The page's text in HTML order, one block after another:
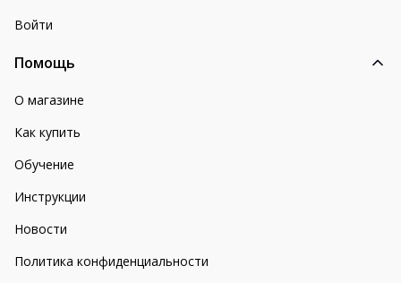
Войти
Помощь
О магазине
Как купить
Обучение
Инструкции
Новости
Политика конфиденциальности